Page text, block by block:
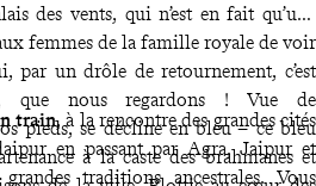
des vents, qui n’est en fait qu’une
femmes de la famille royale de voir
par un drôle de retournement, c’est
nous regardons ! Vue de
pieds, se décline en bleu – ce bleu
à la caste des brahmanes et
train, à la rencontre des grandes cités
en passant par Agra, Jaipur et
traditions ancestrales. Vous